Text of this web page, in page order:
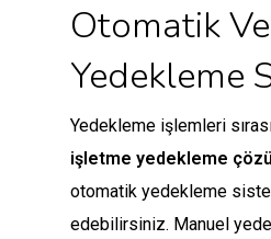
Otomatik
Yedekleme
Yedekleme işlemleri
işletme yedekleme
otomatik yedekleme
edebilirsiniz. Manuel